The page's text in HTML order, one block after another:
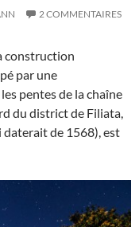
2 COMMENTAIRES
construction
par une
pentes de la chaîne
du district de Filiata,
daterait de 1568), est